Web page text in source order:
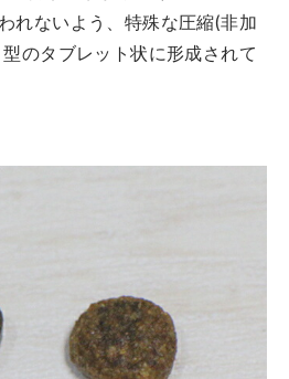
れないよう、特殊な圧縮(非加
のタブレット状に形成されて